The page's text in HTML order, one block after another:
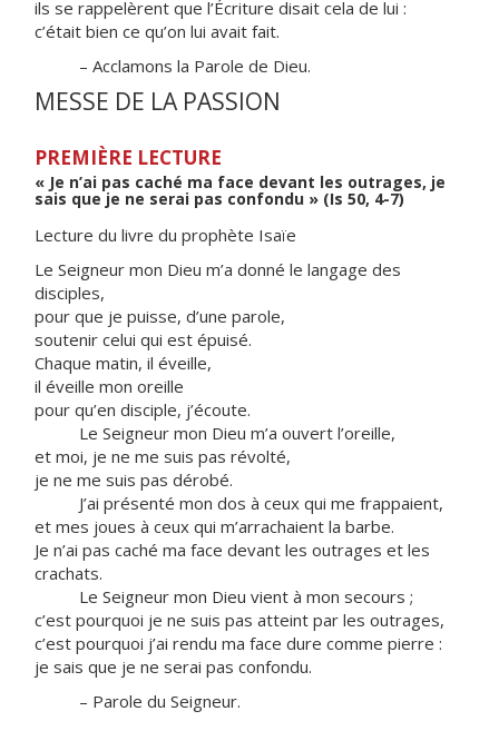
ils se rappelèrent que l’Écriture disait cela de lui :
c’était bien ce qu’on lui avait fait.
– Acclamons la Parole de Dieu.
MESSE DE LA PASSION
PREMIÈRE LECTURE
« Je n’ai pas caché ma face devant les outrages, je
sais que je ne serai pas confondu » (Is 50, 4-7)
Lecture du livre du prophète Isaïe
Le Seigneur mon Dieu m’a donné le langage des
disciples,
pour que je puisse, d’une parole,
soutenir celui qui est épuisé.
Chaque matin, il éveille,
il éveille mon oreille
pour qu’en disciple, j’écoute.
Le Seigneur mon Dieu m’a ouvert l’oreille,
et moi, je ne me suis pas révolté,
je ne me suis pas dérobé.
J’ai présenté mon dos à ceux qui me frappaient,
et mes joues à ceux qui m’arrachaient la barbe.
Je n’ai pas caché ma face devant les outrages et les
crachats.
Le Seigneur mon Dieu vient à mon secours ;
c’est pourquoi je ne suis pas atteint par les outrages,
c’est pourquoi j’ai rendu ma face dure comme pierre :
je sais que je ne serai pas confondu.
– Parole du Seigneur.